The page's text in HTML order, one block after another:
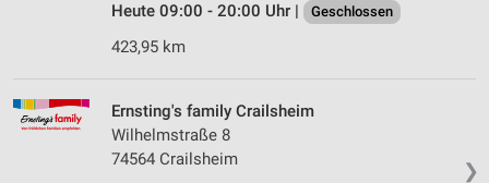
Heute 09:00 - 20:00 Uhr |
Geschlossen
423,95 km
❯
Ernsting's family Crailsheim
Wilhelmstraße 8
74564 Crailsheim